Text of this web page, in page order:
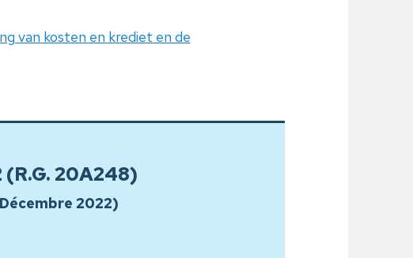
van kosten en krediet en de
20A248)
2022)